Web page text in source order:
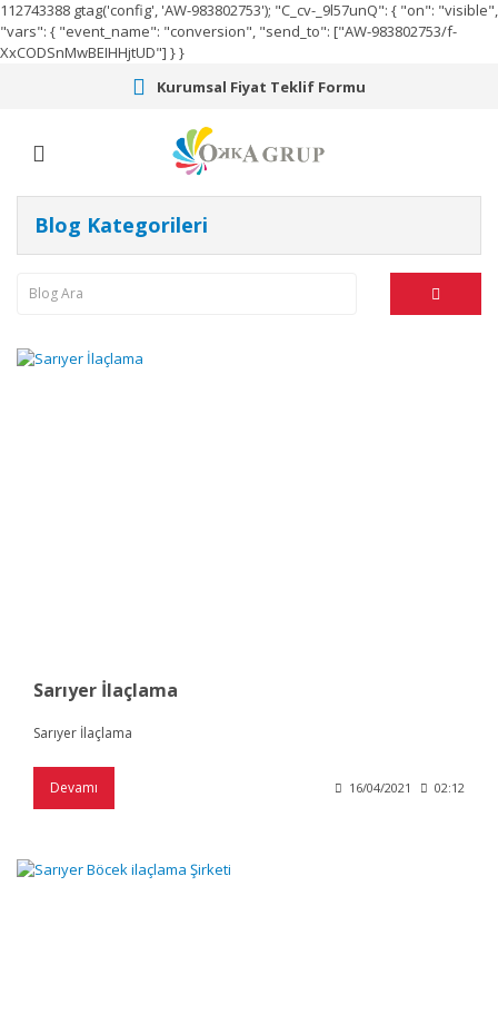
112743388 gtag('config', 'AW-983802753'); "C_cv-_9l57unQ": { "on": "visible",
"vars": { "event_name": "conversion", "send_to": ["AW-983802753/f-
XxCODSnMwBEIHHjtUD"] } }
Kurumsal Fiyat Teklif Formu
Blog Kategorileri
Sarıyer İlaçlama
Sarıyer İlaçlama
Devamı 16/04/2021 02:12